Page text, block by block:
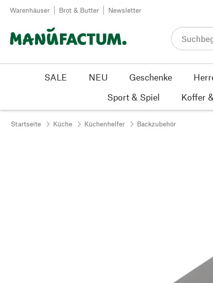
Zum Inhalt springen
Warenhäuser Brot & Butter Newsletter
SALE NEU Geschenke
Sport & Spiel
Koffer
Startseite Küche Küchenhelfer Backzubehör